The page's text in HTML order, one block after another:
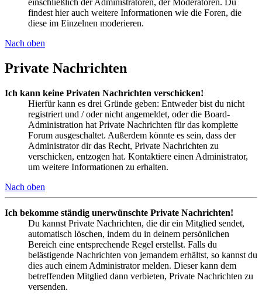
einschließlich der Administratoren, der Moderatoren. Du
findest hier auch weitere Informationen wie die Foren, die
diese im Einzelnen moderieren.
Nach oben
Private Nachrichten
Ich kann keine Privaten Nachrichten verschicken!
Hierfür kann es drei Gründe geben: Entweder bist du nicht
registriert und / oder nicht angemeldet, oder die Board-
Administration hat Private Nachrichten für das komplette
Forum ausgeschaltet. Außerdem könnte es sein, dass der
Administrator dir das Recht, Private Nachrichten zu
verschicken, entzogen hat. Kontaktiere einen Administrator,
um weitere Informationen zu erhalten.
Nach oben
Ich bekomme ständig unerwünschte Private Nachrichten!
Du kannst Private Nachrichten, die dir ein Mitglied sendet,
automatisch löschen, indem du in deinem persönlichen
Bereich eine entsprechende Regel erstellst. Falls du
belästigende Nachrichten von jemandem erhältst, so kannst du
dies auch einem Administrator melden. Dieser kann dem
betreffenden Mitglied dann verbieten, Private Nachrichten zu
versenden.